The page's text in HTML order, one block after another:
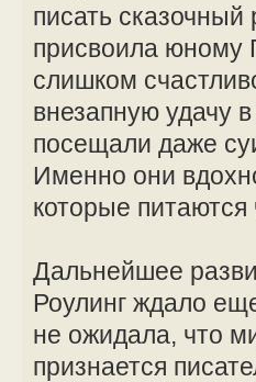
писать
присвоила юному
слишком
внезапную удачу
посещали даже
Именно они
которые
Дальнейшее
Роулинг ждало
не ожидала, что
признается